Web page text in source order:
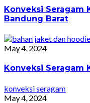
Konveksi Seragam
Bandung Barat
May 4, 2024
Konveksi Seragam
konveksi seragam
May 4, 2024